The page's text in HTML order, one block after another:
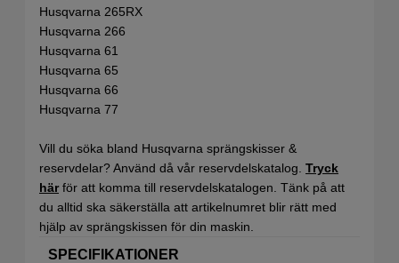
Husqvarna 265RX
Husqvarna 266
Husqvarna 61
Husqvarna 65
Husqvarna 66
Husqvarna 77
Vill du söka bland Husqvarna sprängskisser &
reservdelar? Använd då vår reservdelskatalog. Tryck
härför att komma till reservdelskatalogen. Tänk på att
du alltid ska säkerställa att artikelnumret blir rätt med
hjälp av sprängskissen för din maskin.
SPECIFIKATIONER